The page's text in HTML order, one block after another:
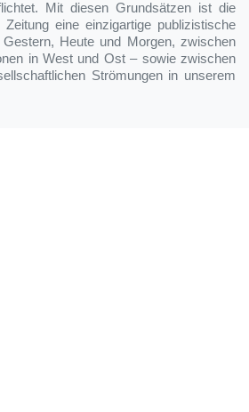
Mit diesen Grundsätzen ist die
Zeitung eine einzigartige publizistische
Heute und Morgen, zwischen
in West und Ost – sowie zwischen
Strömungen in unserem